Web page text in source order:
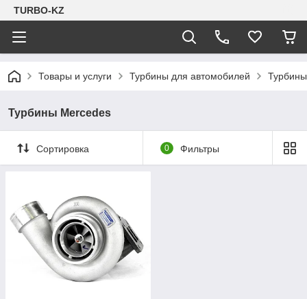
TURBO-KZ
Товары и услуги Турбины для автомобилей
Турбины Mercedes
Сортировка 0 Фильтры